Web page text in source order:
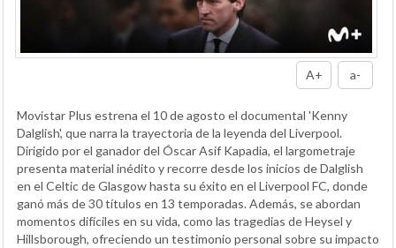
A+ a-
Movistar Plus estrena el 10 de agosto el documental 'Kenny
Dalglish', que narra la trayectoria de la leyenda del Liverpool.
Dirigido por el ganador del Óscar Asif Kapadia, el largometraje
presenta material inédito y recorre desde los inicios de Dalglish
en el Celtic de Glasgow hasta su éxito en el Liverpool FC, donde
ganó más de 30 títulos en 13 temporadas. Además, se abordan
momentos difíciles en su vida, como las tragedias de Heysel y
Hillsborough, ofreciendo un testimonio personal sobre su impacto